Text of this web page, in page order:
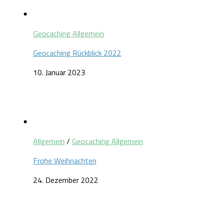
Geocaching Allgemein
Geocaching Rückblick 2022
10. Januar 2023
Allgemein / Geocaching Allgemein
Frohe Weihnachten
24. Dezember 2022